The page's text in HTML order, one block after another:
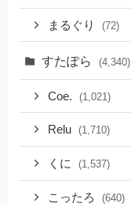
まるぐり (72)
すたぽら (4,340)
Coe. (1,021)
Relu (1,710)
くに (1,537)
こったろ (640)